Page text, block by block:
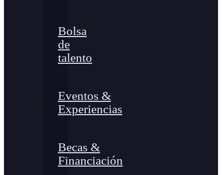
Bolsa
de
talento
Eventos &
Experiencias
Becas &
Financiación